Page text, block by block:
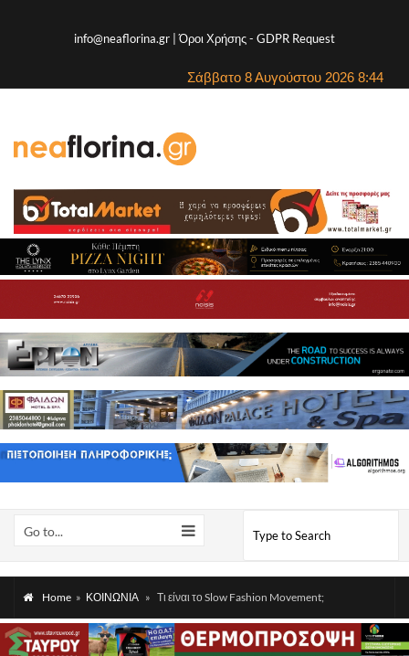
info@neaflorina.gr |Όροι Χρήσης- GDPR Request
Σάββατο 8 Αυγούστου 2026 8:44
Go to...
Home » ΚΟΙΝΩΝΙΑ » Τι είναι το Slow Fashion Movement;